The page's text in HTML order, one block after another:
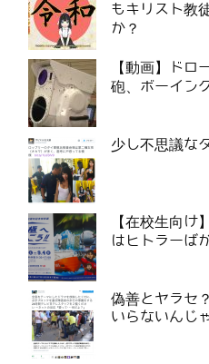
もキリスト教
か？
【動画】ドロ
砲、ボーイン
少し不思議な
【在校生向け
はヒトラーば
偽善とヤラセ
いらないんじ